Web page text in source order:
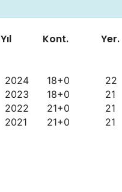
Yıl Kont. Yer.
2024
2023
2022
2021
18+0
18+0
21+0
21+0
22
21
21
21